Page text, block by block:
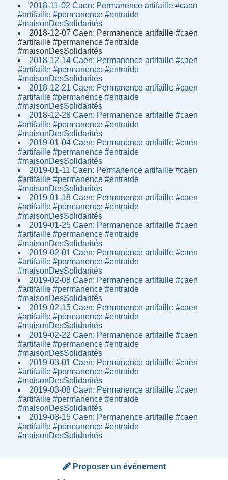
2018-11-02 Caen: Permanence artifaille #caen
#artifaille #permanence #entraide
#maisonDesSolidarités
2018-12-07 Caen: Permanence artifaille #caen
#artifaille #permanence #entraide
#maisonDesSolidarités
2018-12-14 Caen: Permanence artifaille #caen
#artifaille #permanence #entraide
#maisonDesSolidarités
2018-12-21 Caen: Permanence artifaille #caen
#artifaille #permanence #entraide
#maisonDesSolidarités
2018-12-28 Caen: Permanence artifaille #caen
#artifaille #permanence #entraide
#maisonDesSolidarités
2019-01-04 Caen: Permanence artifaille #caen
#artifaille #permanence #entraide
#maisonDesSolidarités
2019-01-11 Caen: Permanence artifaille #caen
#artifaille #permanence #entraide
#maisonDesSolidarités
2019-01-18 Caen: Permanence artifaille #caen
#artifaille #permanence #entraide
#maisonDesSolidarités
2019-01-25 Caen: Permanence artifaille #caen
#artifaille #permanence #entraide
#maisonDesSolidarités
2019-02-01 Caen: Permanence artifaille #caen
#artifaille #permanence #entraide
#maisonDesSolidarités
2019-02-08 Caen: Permanence artifaille #caen
#artifaille #permanence #entraide
#maisonDesSolidarités
2019-02-15 Caen: Permanence artifaille #caen
#artifaille #permanence #entraide
#maisonDesSolidarités
2019-02-22 Caen: Permanence artifaille #caen
#artifaille #permanence #entraide
#maisonDesSolidarités
2019-03-01 Caen: Permanence artifaille #caen
#artifaille #permanence #entraide
#maisonDesSolidarités
2019-03-08 Caen: Permanence artifaille #caen
#artifaille #permanence #entraide
#maisonDesSolidarités
2019-03-15 Caen: Permanence artifaille #caen
#artifaille #permanence #entraide
#maisonDesSolidarités
Proposer un événement